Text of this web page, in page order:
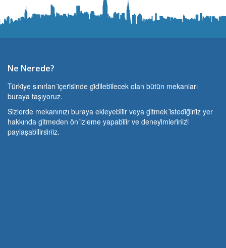
Ne Nerede?
Türki̇ye sınırları i̇çeri̇si̇nde gi̇di̇lebi̇lecek olan bütün mekanları
buraya taşıyoruz.
Si̇zlerde mekanınızı buraya ekleyebi̇li̇r veya gi̇tmek i̇stedi̇ği̇ni̇z yer
hakkında gi̇tmeden ön i̇zleme yapabi̇li̇r ve deneyi̇mleri̇ni̇zi̇
paylaşabi̇li̇rsi̇ni̇z.